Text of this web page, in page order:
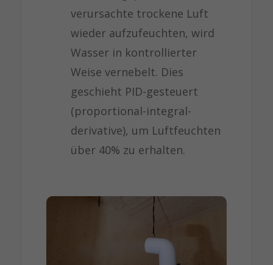
verursachte trockene Luft
wieder aufzufeuchten, wird
Wasser in kontrollierter
Weise vernebelt. Dies
geschieht PID-gesteuert
(proportional-integral-
derivative), um Luftfeuchten
über 40% zu erhalten.